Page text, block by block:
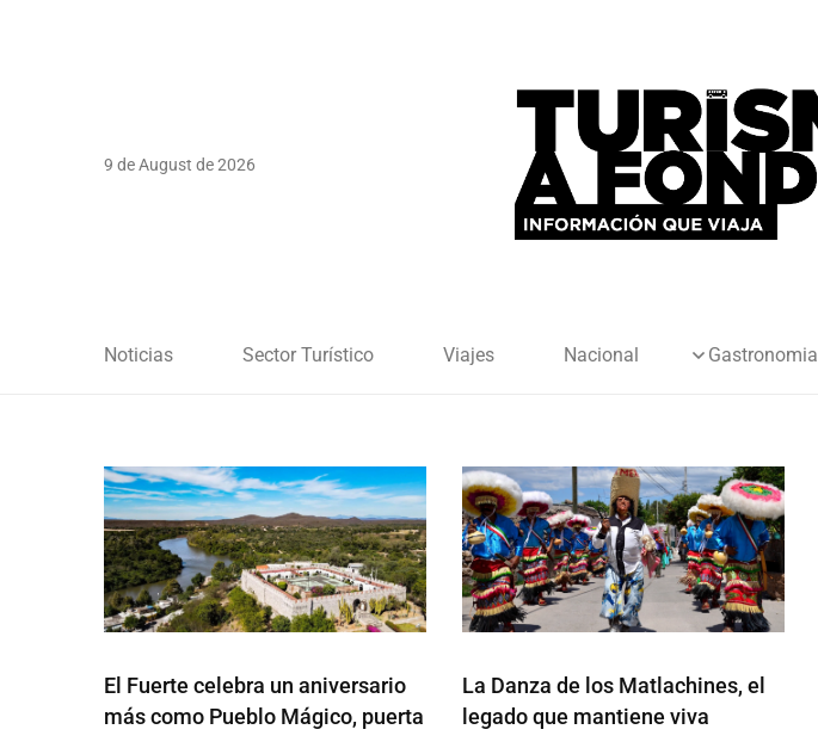
9 de August de 2026
Noticias Sector Turístico Viajes Nacional Gastronomia
El Fuerte celebra un aniversario
más como Pueblo Mágico, puerta
La Danza de los Matlachines, el
legado que mantiene viva